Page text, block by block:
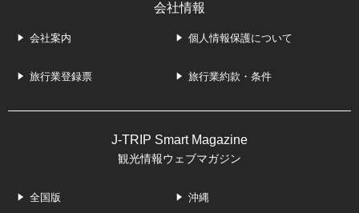
会社情報
会社案内 個人情報保護について
旅行業登録票 旅行業約款・条件
J-TRIP Smart Magazine
観光情報ウェブマガジン
全国版 沖縄